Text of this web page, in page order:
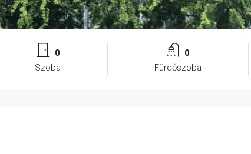
0
Szoba
0
Fürdőszoba